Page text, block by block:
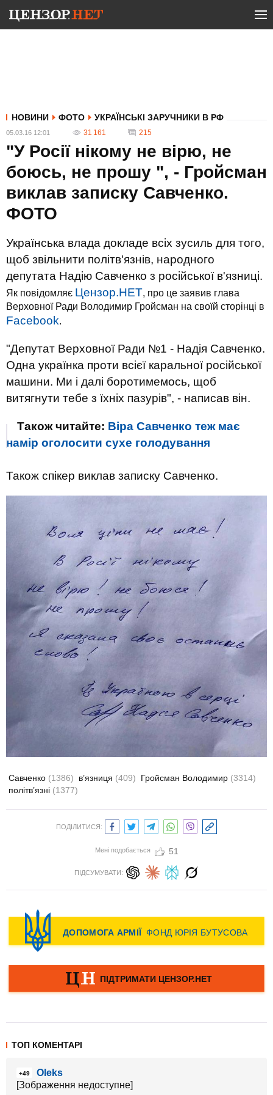
НОВИНИ ФОТО УКРАЇНСЬКІ ЗАРУЧНИКИ В РФ
05.03.16 12:01 31 161 215
"У Росії нікому не вірю, не
боюсь, не прошу ", - Гройсман
виклав записку Савченко.
ФОТО
Українська влада докладе всіх зусиль для того,
щоб звільнити політв'язнів, народного
депутата Надію Савченко з російської в'язниці.
Як повідомляє Цензор.НЕТ, про це заявив глава
Верховної Ради Володимир Гройсман на своїй сторінці в
Facebook.
"Депутат Верховної Ради №1 - Надія Савченко.
Одна українка проти всієї каральної російської
машини. Ми і далі боротимемось, щоб
витягнути тебе з їхніх пазурів", - написав він.
Також читайте: Віра Савченко теж має
намір оголосити сухе голодування
Також спікер виклав записку Савченко.
Савченко (1386) в’язниця (409) Гройсман Володимир (3314)
політв’язні (1377)
ПОДІЛИТИСЯ:
Мені подобається 51
ПІДСУМУВАТИ:
ТОП КОМЕНТАРІ
+49
Oleks
[Зображення недоступне]